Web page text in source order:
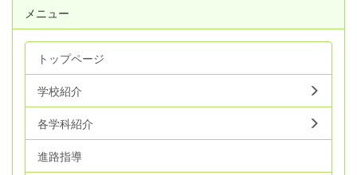
メニュー
トップページ
学校紹介
各学科紹介
進路指導